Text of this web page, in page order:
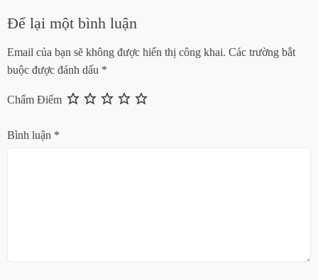
Để lại một bình luận
Email của bạn sẽ không được hiển thị công khai. Các trường bắt
buộc được đánh dấu *
Chấm Điểm
Bình luận *